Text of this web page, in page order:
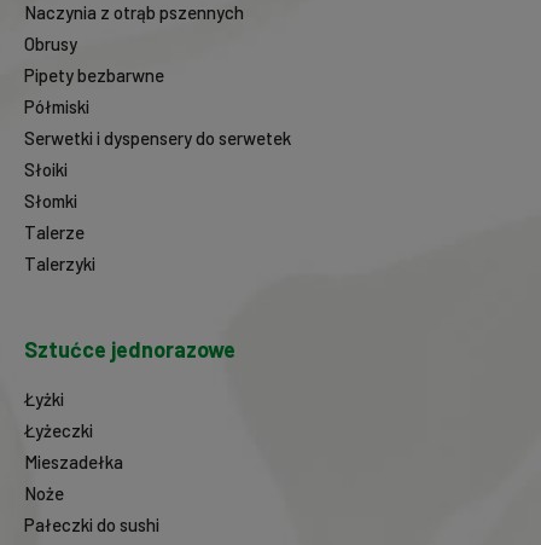
Naczynia z otrąb pszennych
Obrusy
Pipety bezbarwne
Półmiski
Serwetki i dyspensery do serwetek
Słoiki
Słomki
Talerze
Talerzyki
Sztućce jednorazowe
Łyżki
Łyżeczki
Mieszadełka
Noże
Pałeczki do sushi